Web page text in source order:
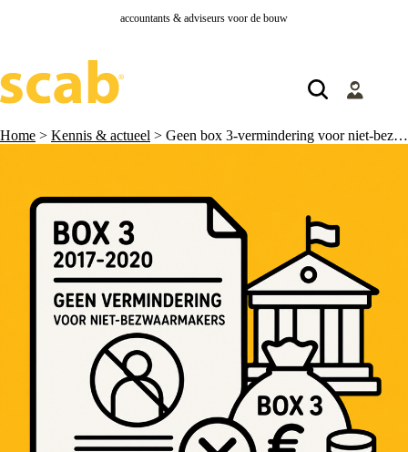
accountants & adviseurs voor de bouw
Home > Kennis & actueel > Geen box 3-vermindering voor niet-bezwaarmakers 2017-2020